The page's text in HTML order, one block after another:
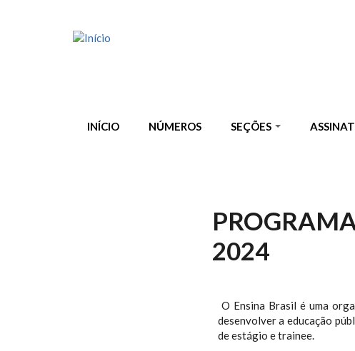
INÍCIO NÚMEROS SEÇÕES
2024
O Ensina Brasil é uma
desenvolver a educação
de estágio e trainee.